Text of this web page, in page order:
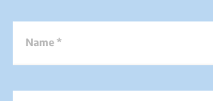
Name *